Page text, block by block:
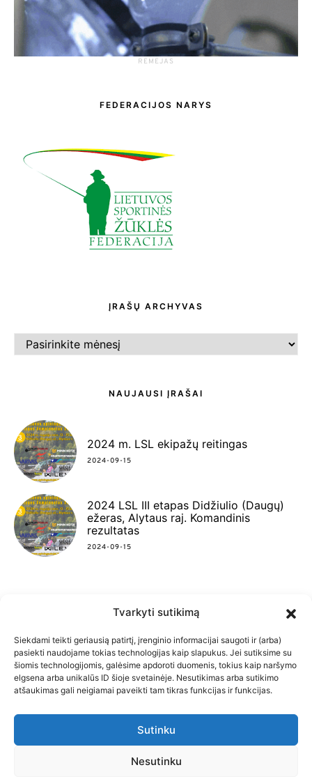
Tvarkyti sutikimą
Siekdami teikti geriausią patirtį, įrenginio informacijai saugoti ir (arba)
pasiekti naudojame tokias technologijas kaip slapukus. Jei sutiksime su
šiomis technologijomis, galėsime apdoroti duomenis, tokius kaip naršymo
elgsena arba unikalūs ID šioje svetainėje. Nesutikimas arba sutikimo
atšaukimas gali neigiamai paveikti tam tikras funkcijas ir funkcijas.
Sutinku
Nesutinku
RĖMĖJAS
FEDERACIJOS NARYS
ĮRAŠŲ ARCHYVAS
ARCHYVAS
NAUJAUSI ĮRAŠAI
2024 m. LSL ekipažų reitingas
2024-09-15
2024 LSL III etapas Didžiulio (Daugų)
ežeras, Alytaus raj. Komandinis
rezultatas
2024-09-15
PRADŽIA
PRIVATUMO POLITIKA
KONTAKTAI
Lietuvos spiningautojų lygos čempionatas nuo 2010